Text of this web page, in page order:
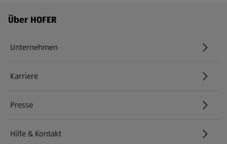
Fußzeilenmenü - weitere Links
Über HOFER
Unternehmen
Karriere
(öffnet in einem neuen Tab)
Presse
Hilfe & Kontakt
(öffnet in einem neuen Tab)